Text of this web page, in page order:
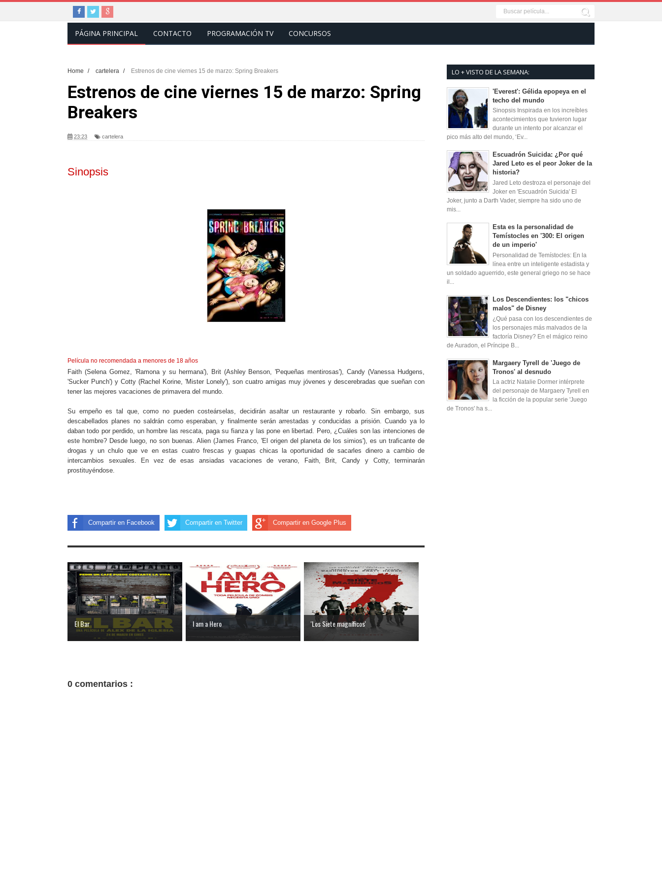
PÁGINA PRINCIPAL CONTACTO PROGRAMACIÓN TV CONCURSOS
Home / cartelera / Estrenos de cine viernes 15 de marzo: Spring Breakers
Estrenos de cine viernes 15 de marzo: Spring
Breakers
23:23 cartelera
Sinopsis
Película no recomendada a menores de 18 años
Faith (Selena Gomez, 'Ramona y su hermana'), Brit (Ashley Benson, 'Pequeñas mentirosas'), Candy (Vanessa Hudgens,
'Sucker Punch') y Cotty (Rachel Korine, 'Mister Lonely'), son cuatro amigas muy jóvenes y descerebradas que sueñan con
tener las mejores vacaciones de primavera del mundo.
Su empeño es tal que, como no pueden costeárselas, decidirán asaltar un restaurante y robarlo. Sin embargo, sus
descabellados planes no saldrán como esperaban, y finalmente serán arrestadas y conducidas a prisión. Cuando ya lo
daban todo por perdido, un hombre las rescata, paga su fianza y las pone en libertad. Pero, ¿Cuáles son las intenciones de
este hombre? Desde luego, no son buenas. Alien (James Franco, 'El origen del planeta de los simios'), es un traficante de
drogas y un chulo que ve en estas cuatro frescas y guapas chicas la oportunidad de sacarles dinero a cambio de
intercambios sexuales. En vez de esas ansiadas vacaciones de verano, Faith, Brit, Candy y Cotty, terminarán
prostituyéndose.
Compartir en Facebook Compartir en Twitter Compartir en Google Plus
El Bar I am a Hero 'Los Siete magníficos'
0 comentarios :
LO + VISTO DE LA SEMANA:
'Everest': Gélida epopeya en el
techo del mundo
Sinopsis Inspirada en los increíbles
acontecimientos que tuvieron lugar
durante un intento por alcanzar el
pico más alto del mundo, ‘Ev...
Escuadrón Suicida: ¿Por qué
Jared Leto es el peor Joker de la
historia?
Jared Leto destroza el personaje del
Joker en 'Escuadrón Suicida' El
Joker, junto a Darth Vader, siempre ha sido uno de
mis...
Esta es la personalidad de
Temístocles en '300: El origen
de un imperio'
Personalidad de Temístocles: En la
línea entre un inteligente estadista y
un soldado aguerrido, este general griego no se hace
il...
Los Descendientes: los "chicos
malos" de Disney
¿Qué pasa con los descendientes de
los personajes más malvados de la
factoría Disney? En el mágico reino
de Auradon, el Príncipe B...
Margaery Tyrell de 'Juego de
Tronos' al desnudo
La actriz Natalie Dormer intérprete
del personaje de Margaery Tyrell en
la ficción de la popular serie 'Juego
de Tronos' ha s...